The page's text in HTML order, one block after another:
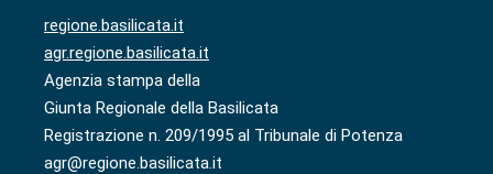
regione.basilicata.it
agr.regione.basilicata.it
Agenzia stampa della
Giunta Regionale della Basilicata
Registrazione n. 209/1995 al Tribunale di Potenza
agr@regione.basilicata.it